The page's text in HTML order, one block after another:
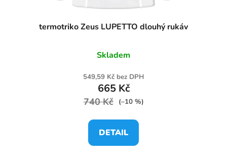
termotriko Zeus LUPETTO dlouhý rukáv
Skladem
549,59 Kč bez DPH
665 Kč
740 Kč (–10 %)
DETAIL